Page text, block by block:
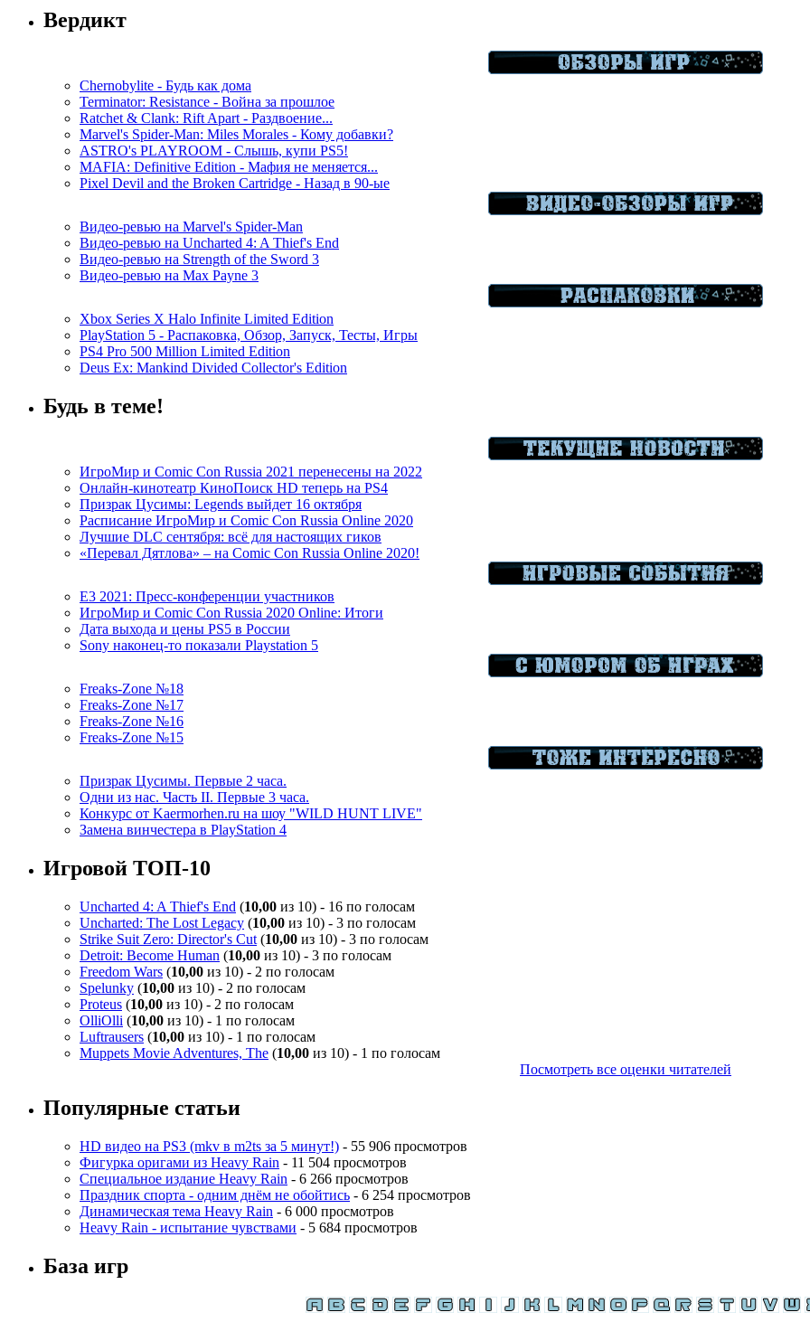
Вердикт
Chernobylite - Будь как дома
Terminator: Resistance - Война за прошлое
Ratchet & Clank: Rift Apart - Раздвоение...
Marvel's Spider-Man: Miles Morales - Кому добавки?
ASTRO's PLAYROOM - Слышь, купи PS5!
MAFIA: Definitive Edition - Мафия не меняется...
Pixel Devil and the Broken Cartridge - Назад в 90-ые
Видео-ревью на Marvel's Spider-Man
Видео-ревью на Uncharted 4: A Thief's End
Видео-ревью на Strength of the Sword 3
Видео-ревью на Max Payne 3
Xbox Series X Halo Infinite Limited Edition
PlayStation 5 - Распаковка, Обзор, Запуск, Тесты, Игры
PS4 Pro 500 Million Limited Edition
Deus Ex: Mankind Divided Collector's Edition
Будь в теме!
ИгроМир и Comic Con Russia 2021 перенесены на 2022
Онлайн-кинотеатр КиноПоиск HD теперь на PS4
Призрак Цусимы: Legends выйдет 16 октября
Расписание ИгроМир и Comic Con Russia Online 2020
Лучшие DLC сентября: всё для настоящих гиков
«Перевал Дятлова» – на Comic Con Russia Online 2020!
E3 2021: Пресс-конференции участников
ИгроМир и Comic Con Russia 2020 Online: Итоги
Дата выхода и цены PS5 в России
Sony наконец-то показали Playstation 5
Freaks-Zone №18
Freaks-Zone №17
Freaks-Zone №16
Freaks-Zone №15
Призрак Цусимы. Первые 2 часа.
Одни из нас. Часть II. Первые 3 часа.
Конкурс от Kaermorhen.ru на шоу "WILD HUNT LIVE"
Замена винчестера в PlayStation 4
Игровой ТОП-10
Uncharted 4: A Thief's End (10,00 из 10) - 16 по голосам
Uncharted: The Lost Legacy (10,00 из 10) - 3 по голосам
Strike Suit Zero: Director's Cut (10,00 из 10) - 3 по голосам
Detroit: Become Human (10,00 из 10) - 3 по голосам
Freedom Wars (10,00 из 10) - 2 по голосам
Spelunky (10,00 из 10) - 2 по голосам
Proteus (10,00 из 10) - 2 по голосам
OlliOlli (10,00 из 10) - 1 по голосам
Luftrausers (10,00 из 10) - 1 по голосам
Muppets Movie Adventures, The (10,00 из 10) - 1 по голосам
Посмотреть все оценки читателей
Популярные статьи
HD видео на PS3 (mkv в m2ts за 5 минут!) - 55 906 просмотров
Фигурка оригами из Heavy Rain - 11 504 просмотров
Специальное издание Heavy Rain - 6 266 просмотров
Праздник спорта - одним днём не обойтись - 6 254 просмотров
Динамическая тема Heavy Rain - 6 000 просмотров
Heavy Rain - испытание чувствами - 5 684 просмотров
База игр